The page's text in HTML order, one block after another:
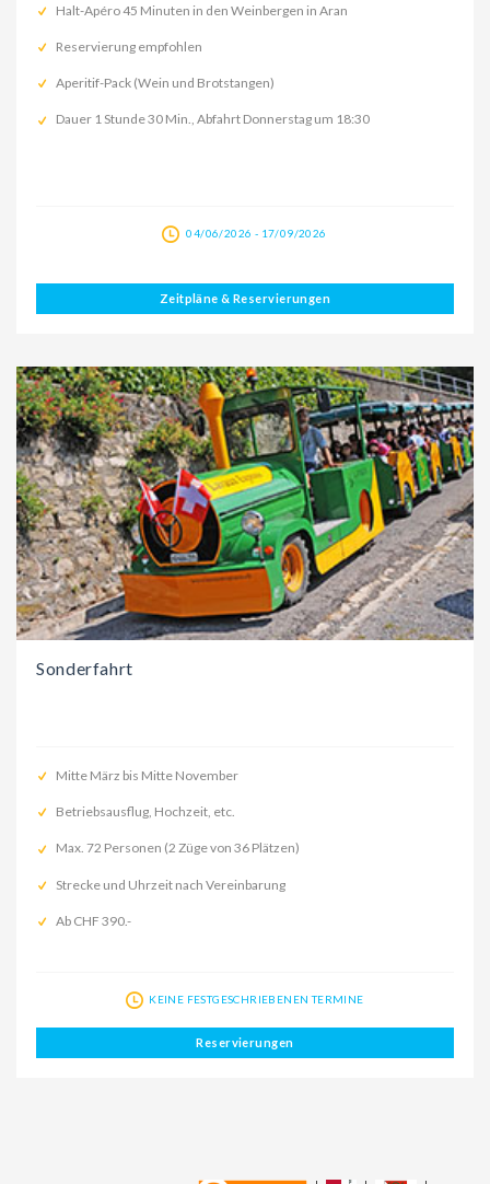
Halt-Apéro 45 Minuten in den Weinbergen in Aran
Reservierung empfohlen
Aperitif-Pack (Wein und Brotstangen)
Dauer 1 Stunde 30 Min., Abfahrt Donnerstag um 18:30
04/06/2026 - 17/09/2026
Zeitpläne & Reservierungen
Sonderfahrt
Mitte März bis Mitte November
Betriebsausflug, Hochzeit, etc.
Max. 72 Personen (2 Züge von 36 Plätzen)
Strecke und Uhrzeit nach Vereinbarung
Ab CHF 390.-
KEINE FESTGESCHRIEBENEN TERMINE
Reservierungen